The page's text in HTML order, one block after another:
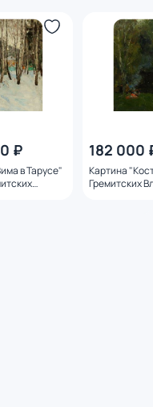
₽
в Тарусе"
182 000
Картина
Гремитских